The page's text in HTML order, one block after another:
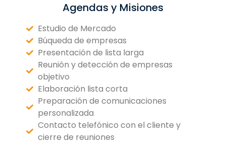
Agendas y Misiones
Estudio de Mercado
Búqueda de empresas
Presentación de lista larga
Reunión y detección de empresas
objetivo
Elaboración lista corta
Preparación de comunicaciones
personalizada
Contacto telefónico con el cliente y
cierre de reuniones